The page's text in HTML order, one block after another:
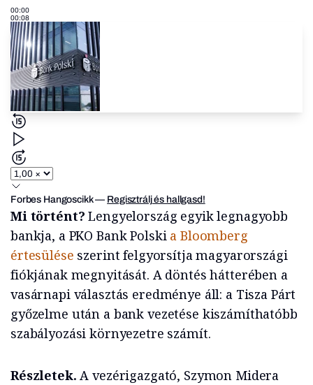
00:00
00:08
Forbes Hangoscikk— Regisztrálj és hallgasd!
Mi történt? Lengyelország egyik legnagyobb
bankja, a PKO Bank Polski a Bloomberg
értesülése szerint felgyorsítja magyarországi
fiókjának megnyitását. A döntés hátterében a
vasárnapi választás eredménye áll: a Tisza Párt
győzelme után a bank vezetése kiszámíthatóbb
szabályozási környezetre számít.
Részletek. A vezérigazgató, Szymon Midera